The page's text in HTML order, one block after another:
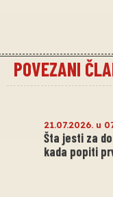
POVEZANI
21.07.2026. u
Šta jesti za
kada popiti